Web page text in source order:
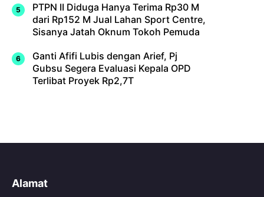
PTPN II Diduga Hanya Terima Rp30 M
dari Rp152 M Jual Lahan Sport Centre,
Sisanya Jatah Oknum Tokoh Pemuda
Ganti Afifi Lubis dengan Arief, Pj
Gubsu Segera Evaluasi Kepala OPD
Terlibat Proyek Rp2,7T
Alamat